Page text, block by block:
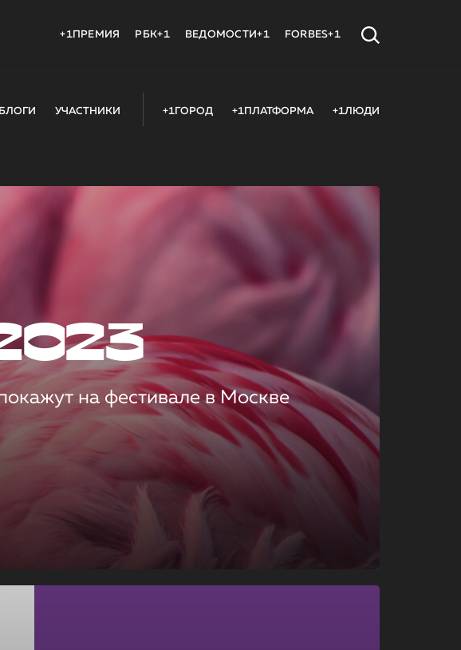
+1ПРЕМИЯ РБК+1 ВЕДОМОСТИ+1 FORBES+1
БЛОГИ УЧАСТНИКИ +1ГОРОД +1ПЛАТФОРМА +1ЛЮДИ
на фестивале в Москве